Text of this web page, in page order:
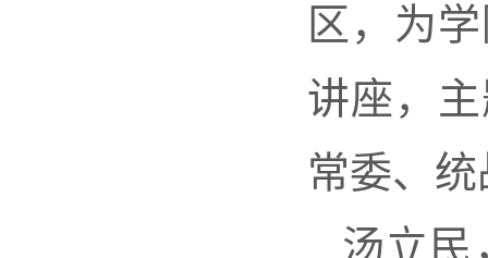
区，为
讲座，
常委、
汤立民